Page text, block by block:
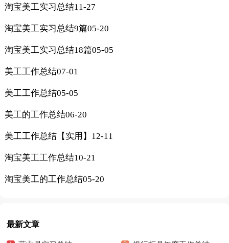
淘宝美工实习总结11-27
淘宝美工实习总结9篇05-20
淘宝美工实习总结18篇05-05
美工工作总结07-01
美工工作总结05-05
美工的工作总结06-20
美工工作总结【实用】 12-11
淘宝美工工作总结10-21
淘宝美工的工作总结05-20
最新文章